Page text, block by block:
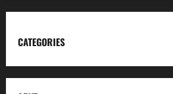
CATEGORIES